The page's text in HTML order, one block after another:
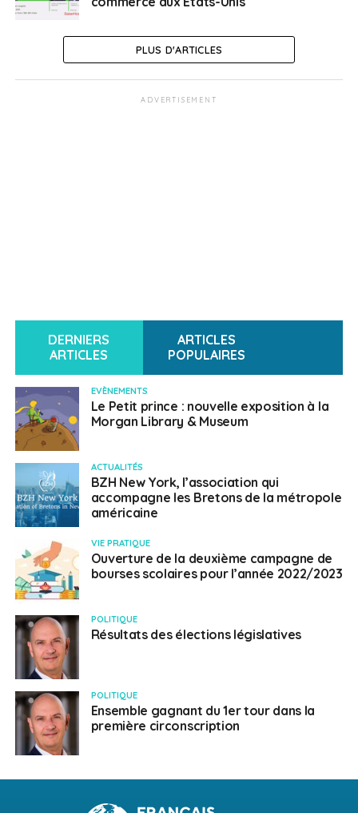
PLUS D'ARTICLES
ADVERTISEMENT
DERNIERS
ARTICLES
ARTICLES
POPULAIRES
EVÈNEMENTS
Le Petit prince : nouvelle exposition à la
Morgan Library & Museum
ACTUALITÉS
BZH New York, l’association qui
accompagne les Bretons de la métropole
américaine
VIE PRATIQUE
Ouverture de la deuxième campagne de
bourses scolaires pour l’année 2022/2023
POLITIQUE
Résultats des élections législatives
POLITIQUE
Ensemble gagnant du 1er tour dans la
première circonscription